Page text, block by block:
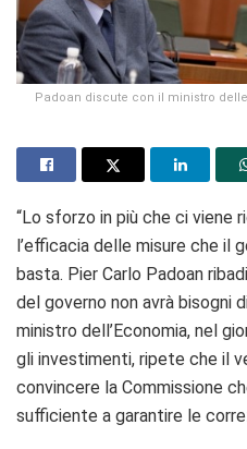
Padoan discute con il ministro
“Lo sforzo in più che ci viene
l’efficacia delle misure che il
basta. Pier Carlo Padoan
del governo non avrà bisogni
ministro dell’Economia, nel
gli investimenti, ripete che il
convincere la Commissione
sufficiente a garantire le